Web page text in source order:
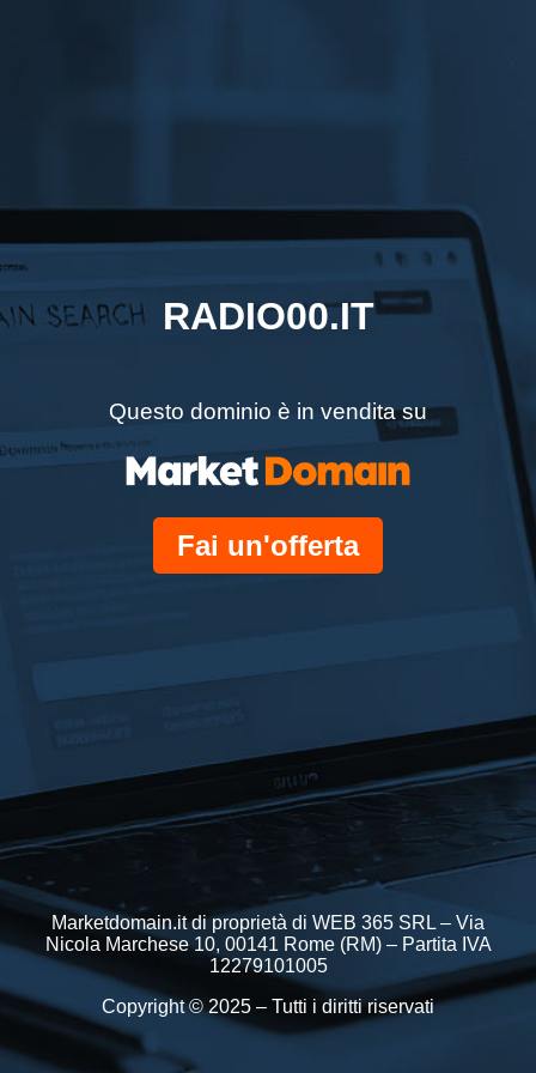
RADIO00.IT
Questo dominio è in vendita su
Fai un'offerta
Marketdomain.it di proprietà di WEB 365 SRL – Via
Nicola Marchese 10, 00141 Rome (RM) – Partita IVA
12279101005
Copyright © 2025 – Tutti i diritti riservati